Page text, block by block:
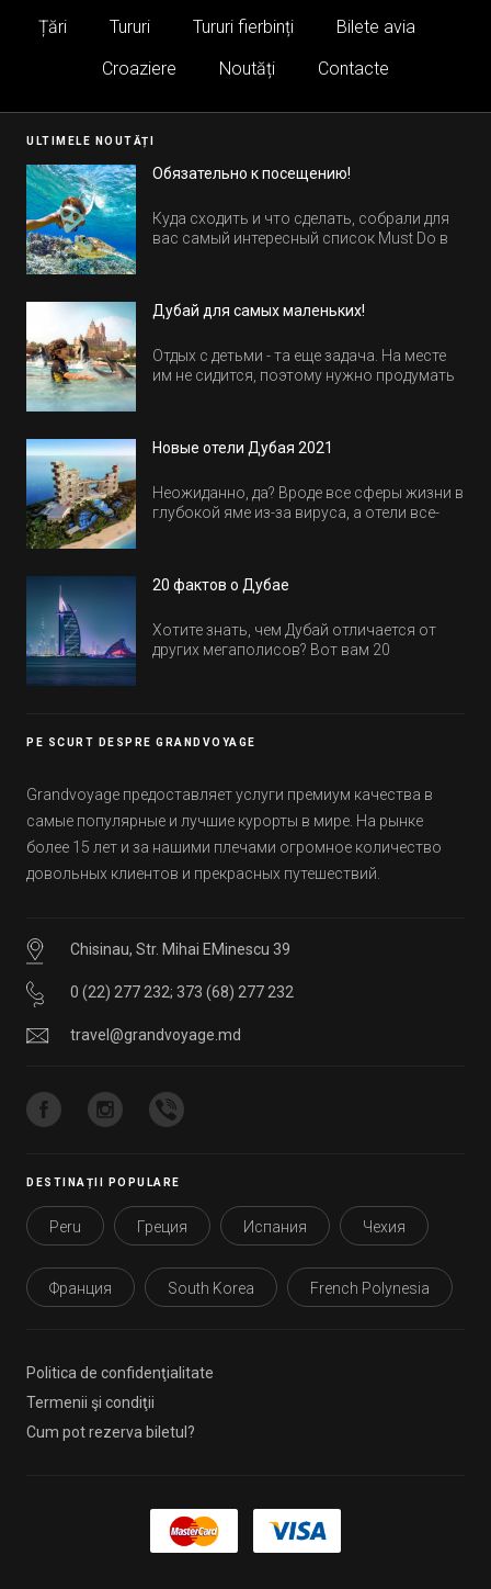
Țări Tururi Tururi fierbinți
Bilete avia
Croaziere
Noutăți Contacte
ULTIMELE NOUTĂȚI
Обязательно к посещению!
Куда сходить и что сделать, собрали для
вас самый интересный список Must Do в
Дубай для самых маленьких!
Отдых с детьми - та еще задача. На месте
им не сидится, поэтому нужно продумать
Новые отели Дубая 2021
Неожиданно, да? Вроде все сферы жизни в
глубокой яме из-за вируса, а отели все-
обычно на первые заезды дают промо-
20 фактов о Дубае
Хотите знать, чем Дубай отличается от
других мегаполисов? Вот вам 20
PE SCURT DESPRE GRANDVOYAGE
Grandvoyage предоставляет услуги премиум качества в
самые популярные и лучшие курорты в мире. На рынке
более 15 лет и за нашими плечами огромное количество
довольных клиентов и прекрасных путешествий.
Chisinau, Str. Mihai EMinescu 39
0 (22) 277 232; 373 (68) 277 232
travel@grandvoyage.md
DESTINAȚII POPULARE
Peru Греция Испания Чехия
Франция South Korea French Polynesia
Politica de confidenţialitate
Termenii şi condiţii
Cum pot rezerva biletul?